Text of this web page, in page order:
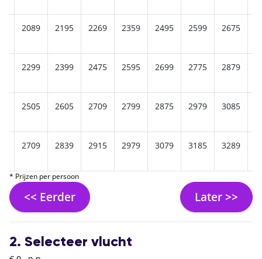
2089 2195 2269 2359 2495 2599 2675
2299 2399 2475 2595 2699 2775 2879
2505 2605 2709 2799 2875 2979 3085
2709 2839 2915 2979 3079 3185 3289
* Prijzen per persoon
<< Eerder Later >>
2. Selecteer vlucht